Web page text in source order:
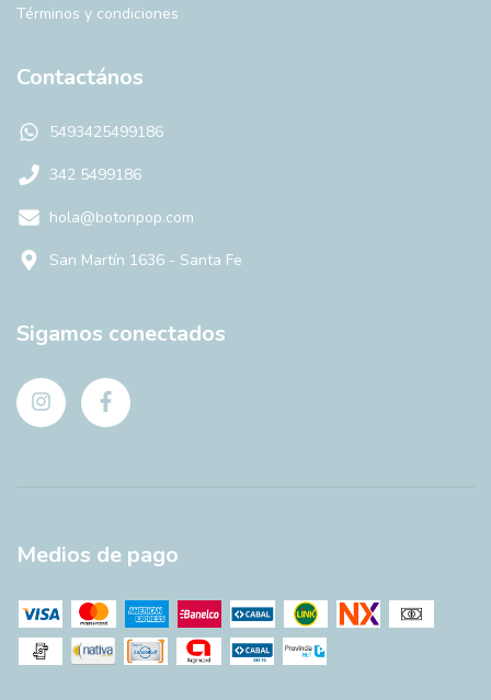
Términos y condiciones
Contactános
5493425499186
342 5499186
hola@botonpop.com
San Martín 1636 - Santa Fe
Sigamos conectados
Medios de pago